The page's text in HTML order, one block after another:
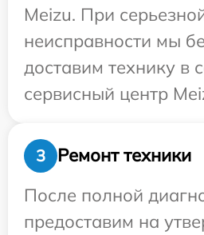
Meizu. При
неисправности мы
доставим технику в
сервисный центр
3
Ремонт техники
После полной
предоставим на